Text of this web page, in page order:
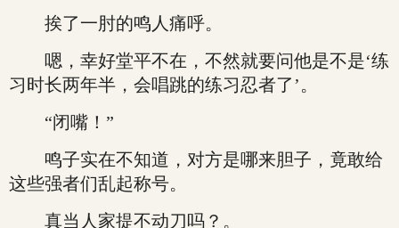
挨了一肘的鸣人痛呼。
嗯，幸好堂平不在，不然就要问他是不是‘练
习时长两年半，会唱跳的练习忍者了’。
“闭嘴！”
鸣子实在不知道，对方是哪来胆子，竟敢给
这些强者们乱起称号。
真当人家提不动刀吗？。